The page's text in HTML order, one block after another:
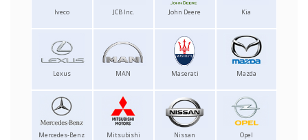
Iveco JCB Inc. John Deere Kia
Lexus MAN Maserati Mazda
Mercedes-Benz Mitsubishi Nissan Opel